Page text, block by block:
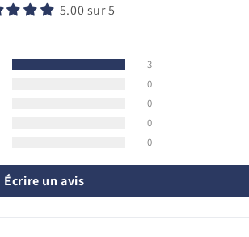
5.00 sur 5
3
0
0
0
0
Écrire un avis